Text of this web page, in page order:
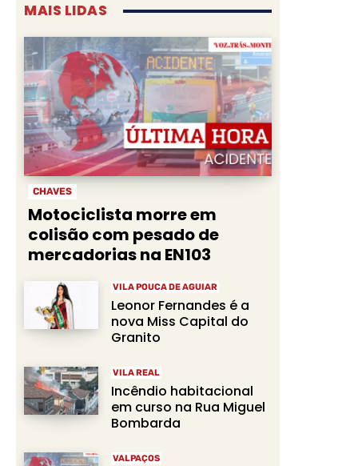
MAIS LIDAS
CHAVES
Motociclista morre em
colisão com pesado de
mercadorias na EN103
VILA POUCA DE AGUIAR
Leonor Fernandes é a
nova Miss Capital do
Granito
VILA REAL
Incêndio habitacional
em curso na Rua Miguel
Bombarda
VALPAÇOS